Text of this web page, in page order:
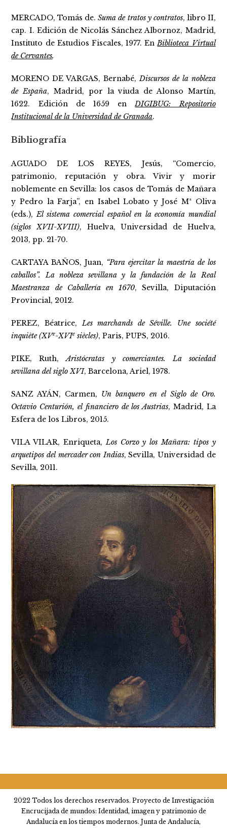
MERCADO, Tomás de.Suma de tratos y contratos, libro II,
cap. I. Edición de Nicolás Sánchez Albornoz, Madrid,
Instituto de Estudios Fiscales, 1977. EnBiblioteca Virtual
de Cervantes.
MORENO DE VARGAS, Bernabé,Discursos de la nobleza
de España, Madrid, por la viuda de Alonso Martín,
1622. Edición de 1659 enDIGIBUG: Repositorio
Institucional de la Universidad de Granada.
Bibliografía
AGUADO DE LOS REYES, Jesús, “Comercio,
patrimonio, reputación y obra. Vivir y morir
noblemente en Sevilla: los casos de Tomás de Mañara
y Pedro la Farja”, en Isabel Lobato y José Mª Oliva
(eds.),El sistema comercial español en la economía mundial
(siglos XVII-XVIII), Huelva, Universidad de Huelva,
2013, pp. 21-70.
CARTAYA BAÑOS, Juan, “Para ejercitar la maestría de los
caballos”. La nobleza sevillana y la fundación de la Real
Maestranza de Caballería en 1670, Sevilla, Diputación
Provincial, 2012.
PEREZ, Béatrice,Les marchands de Séville. Une société
inquiète (XVe-XVIe siècles), Paris, PUPS, 2016.
PIKE, Ruth,Aristócratas y comerciantes. La sociedad
sevillana del siglo XVI, Barcelona, Ariel, 1978.
SANZ AYÁN, Carmen, Un banquero en el Siglo de Oro.
Octavio Centurión, el financiero de los Austrias, Madrid, La
Esfera de los Libros, 2015.
VILA VILAR, Enriqueta,Los Corzo y los Mañara: tipos y
arquetipos del mercader con Indias, Sevilla, Universidad de
Sevilla, 2011.
2022 Todos los derechos reservados. Proyecto de Investigación
Encrucijada de mundos: Identidad, imagen y patrimonio de
Andalucía en los tiempos modernos. Junta de Andalucía,